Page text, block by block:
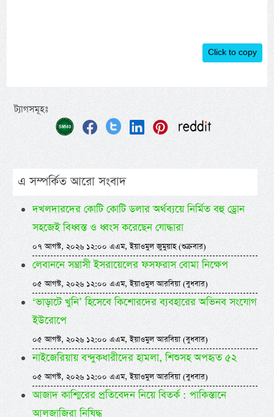
Click to copy
ট্যাগসমূহঃ
এ সম্পর্কিত আরো সংবাদ
দখলদারদের কোটি কোটি ডলার অর্থব্যয়ে নির্মিত বহু ড্রোন
সহজেই বিধ্বস্ত ও ধ্বংস করেছেন যোদ্ধারা
০৭ আগস্ট, ২০২৬ ১২:০০ এএম, ইয়াওমুল জুমুয়াহ (শুক্রবার)
লেবাননে সন্ত্রাসী ইসরায়েলের ফসফরাস বোমা নিক্ষেপ
০৫ আগস্ট, ২০২৬ ১২:০০ এএম, ইয়াওমুল আরবিয়া (বুধবার)
‘ভাড়াটে খুনি’ হিসেবে কিশোরদের ব্যবহারের অভিনব সংযোগ
ইউরোপে
০৫ আগস্ট, ২০২৬ ১২:০০ এএম, ইয়াওমুল আরবিয়া (বুধবার)
নাইজেরিয়ায় বন্দুকধারীদের হামলা, শিশুসহ অপহৃত ৫২
০৫ আগস্ট, ২০২৬ ১২:০০ এএম, ইয়াওমুল আরবিয়া (বুধবার)
আজাদ কাশ্মিরের প্রতিবেদন নিয়ে বিতর্ক : পাকিস্তানে
আলজাজিরা নিষিদ্ধ